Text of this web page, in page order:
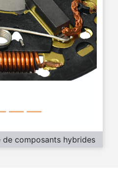
de composants hybrides